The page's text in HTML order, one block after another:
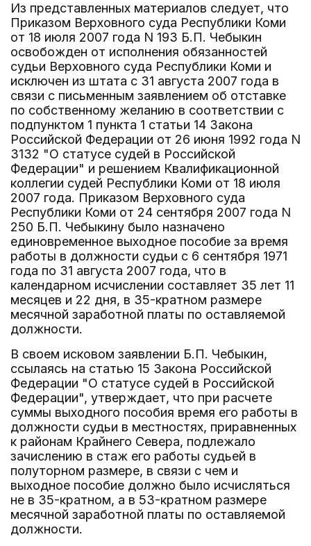
Из представленных материалов следует, что
Приказом Верховного суда Республики Коми
от 18 июля 2007 года N 193 Б.П. Чебыкин
освобожден от исполнения обязанностей
судьи Верховного суда Республики Коми и
исключен из штата с 31 августа 2007 года в
связи с письменным заявлением об отставке
по собственному желанию в соответствии с
подпунктом 1 пункта 1 статьи 14 Закона
Российской Федерации от 26 июня 1992 года N
3132 "О статусе судей в Российской
Федерации" и решением Квалификационной
коллегии судей Республики Коми от 18 июля
2007 года. Приказом Верховного суда
Республики Коми от 24 сентября 2007 года N
250 Б.П. Чебыкину было назначено
единовременное выходное пособие за время
работы в должности судьи с 6 сентября 1971
года по 31 августа 2007 года, что в
календарном исчислении составляет 35 лет 11
месяцев и 22 дня, в 35-кратном размере
месячной заработной платы по оставляемой
должности.
В своем исковом заявлении Б.П. Чебыкин,
ссылаясь на статью 15 Закона Российской
Федерации "О статусе судей в Российской
Федерации", утверждает, что при расчете
суммы выходного пособия время его работы в
должности судьи в местностях, приравненных
к районам Крайнего Севера, подлежало
зачислению в стаж его работы судьей в
полуторном размере, в связи с чем и
выходное пособие должно было исчисляться
не в 35-кратном, а в 53-кратном размере
месячной заработной платы по оставляемой
должности.